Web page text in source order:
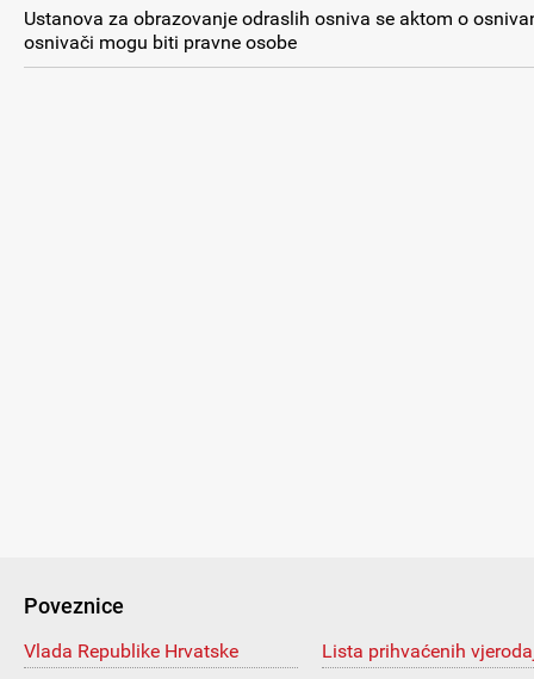
Ustanova za obrazovanje odraslih osniva se aktom o
osnivači mogu biti pravne osobe
Poveznice
Vlada Republike Hrvatske Lista prihvaćenih